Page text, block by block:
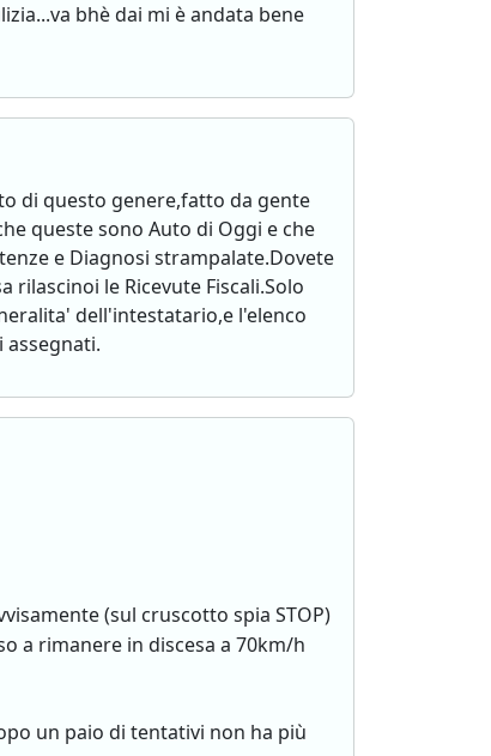
bhè dai mi è andata bene
di questo genere,fatto da gente
queste sono Auto di Oggi e che
e Diagnosi strampalate.Dovete
rilascinoi le Ricevute Fiscali.Solo
dell'intestatario,e l'elenco
(sul cruscotto spia STOP)
a rimanere in discesa a 70km/h
un paio di tentativi non ha più